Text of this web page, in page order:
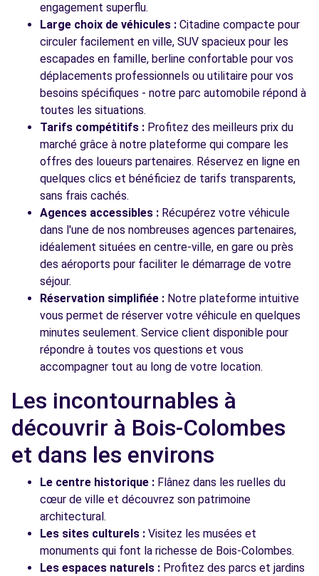
engagement superflu.
Large choix de véhicules : Citadine compacte pour
circuler facilement en ville, SUV spacieux pour les
escapades en famille, berline confortable pour vos
déplacements professionnels ou utilitaire pour vos
besoins spécifiques - notre parc automobile répond à
toutes les situations.
Tarifs compétitifs : Profitez des meilleurs prix du
marché grâce à notre plateforme qui compare les
offres des loueurs partenaires. Réservez en ligne en
quelques clics et bénéficiez de tarifs transparents,
sans frais cachés.
Agences accessibles : Récupérez votre véhicule
dans l'une de nos nombreuses agences partenaires,
idéalement situées en centre-ville, en gare ou près
des aéroports pour faciliter le démarrage de votre
séjour.
Réservation simplifiée : Notre plateforme intuitive
vous permet de réserver votre véhicule en quelques
minutes seulement. Service client disponible pour
répondre à toutes vos questions et vous
accompagner tout au long de votre location.
Les incontournables à
découvrir à Bois-Colombes
et dans les environs
Le centre historique : Flânez dans les ruelles du
cœur de ville et découvrez son patrimoine
architectural.
Les sites culturels : Visitez les musées et
monuments qui font la richesse de Bois-Colombes.
Les espaces naturels : Profitez des parcs et jardins